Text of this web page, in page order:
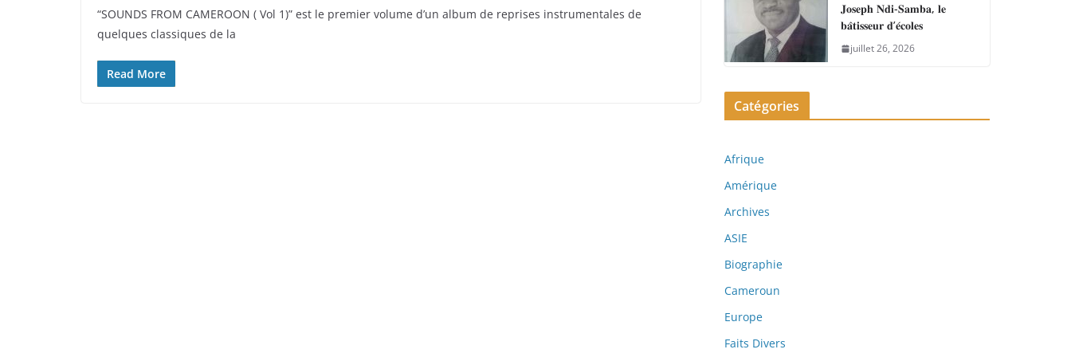
“SOUNDS FROM CAMEROON ( Vol 1)” est le premier volume d’un album de reprises instrumentales de
quelques classiques de la
Read More
𝐉𝐨𝐬𝐞𝐩𝐡 𝐍𝐝𝐢-𝐒𝐚𝐦𝐛𝐚, 𝐥𝐞
𝐛𝐚̂𝐭𝐢𝐬𝐬𝐞𝐮𝐫 𝐝’𝐞́𝐜𝐨𝐥𝐞𝐬
juillet 26, 2026
Catégories
Afrique
Amérique
Archives
ASIE
Biographie
Cameroun
Europe
Faits Divers